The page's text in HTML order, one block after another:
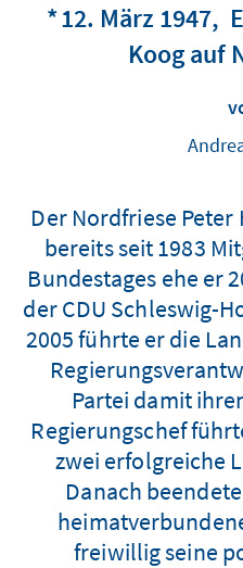
12. März 1947
Koog auf
Der Nordfriese
bereits seit 1983
Bundestages ehe er
der CDU Schleswig-
2005 führte er die
Partei damit
Regierungschef
zwei erfolgreiche
Danach
freiwillig seine